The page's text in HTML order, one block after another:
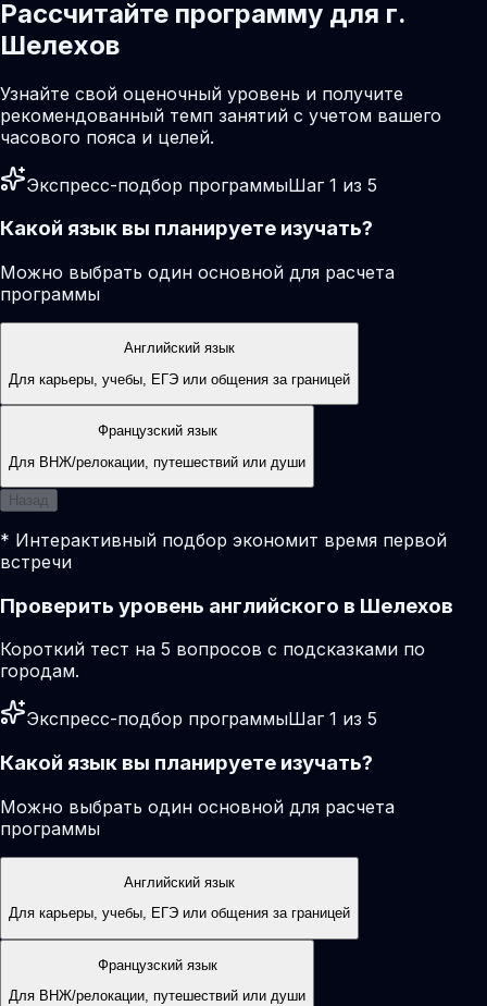
Рассчитайте программу для г.
Шелехов
Узнайте свой оценочный уровень и получите
рекомендованный темп занятий с учетом вашего
часового пояса и целей.
Экспресс-подбор программыШаг 1 из 5
Какой язык вы планируете изучать?
Можно выбрать один основной для расчета
программы
Английский язык
Для карьеры, учебы, ЕГЭ или общения за границей
Французский язык
Для ВНЖ/релокации, путешествий или души
Назад
* Интерактивный подбор экономит время первой
встречи
Проверить уровень английского в Шелехов
Короткий тест на 5 вопросов с подсказками по
городам.
Экспресс-подбор программыШаг 1 из 5
Какой язык вы планируете изучать?
Можно выбрать один основной для расчета
программы
Английский язык
Для карьеры, учебы, ЕГЭ или общения за границей
Французский язык
Для ВНЖ/релокации, путешествий или души